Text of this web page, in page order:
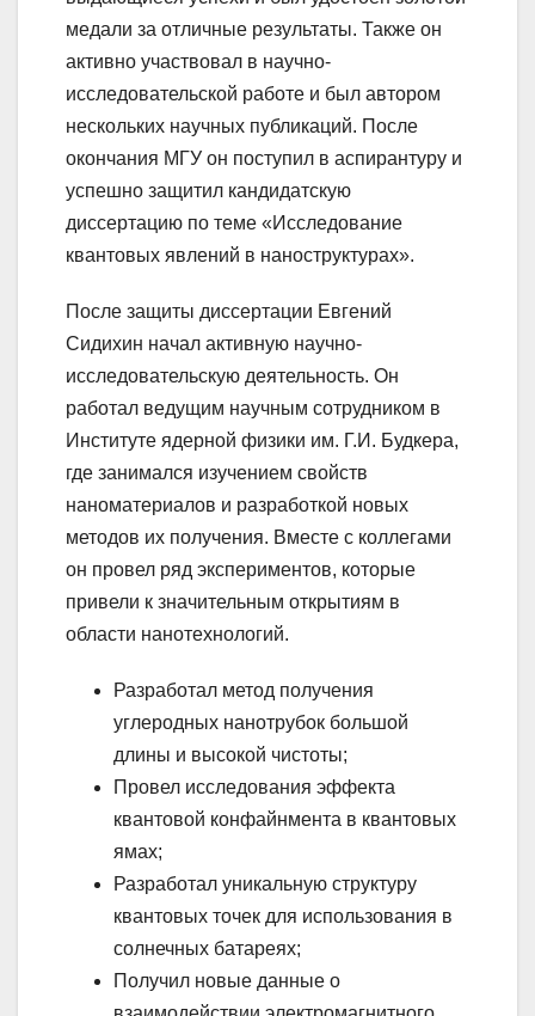
медали за отличные результаты. Также он
активно участвовал в научно-
исследовательской работе и был автором
нескольких научных публикаций. После
окончания МГУ он поступил в аспирантуру и
успешно защитил кандидатскую
диссертацию по теме «Исследование
квантовых явлений в наноструктурах».
После защиты диссертации Евгений
Сидихин начал активную научно-
исследовательскую деятельность. Он
работал ведущим научным сотрудником в
Институте ядерной физики им. Г.И. Будкера,
где занимался изучением свойств
наноматериалов и разработкой новых
методов их получения. Вместе с коллегами
он провел ряд экспериментов, которые
привели к значительным открытиям в
области нанотехнологий.
Разработал метод получения
углеродных нанотрубок большой
длины и высокой чистоты;
Провел исследования эффекта
квантовой конфайнмента в квантовых
ямах;
Разработал уникальную структуру
квантовых точек для использования в
солнечных батареях;
Получил новые данные о